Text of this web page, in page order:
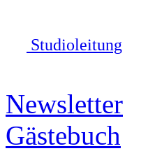
Studioleitung
Newsletter
Gästebuch